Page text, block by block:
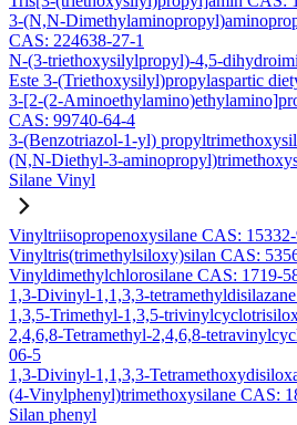
3-(N,N-
CAS: 224638-27-1
N-(3-triethoxysilylpropyl)-4,5-
Este 3-(Triethoxysilyl)propylaspartic
3-[2-(2-
CAS: 99740-64-4
3-(Benzotriazol-1-yl)
(N,N-Diethyl-3-
Silane Vinyl
Vinyltriisopropenoxysilane CAS:
Vinyltris(trimethylsiloxy)silan CAS:
Vinyldimethylchlorosilane CAS: 1719-
1,3-Divinyl-1,1,3,3-
1,3,5-Trimethyl-1,3,5-
2,4,6,8-Tetramethyl-2,4,6,8-
06-5
1,3-Divinyl-1,1,3,3-
(4-Vinylphenyl)trimethoxysilane CAS:
Silan phenyl